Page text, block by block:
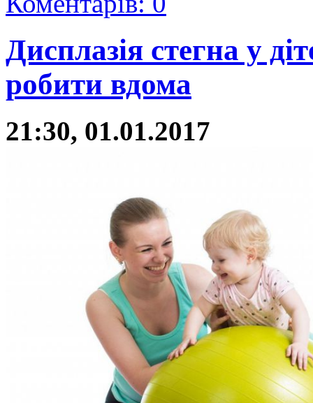
Дисплазія стегна у
робити вдома
21:30, 01.01.2017